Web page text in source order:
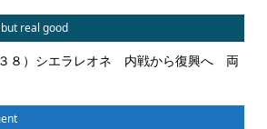
real good
８）シエラレオネ 内戦から復興へ 両